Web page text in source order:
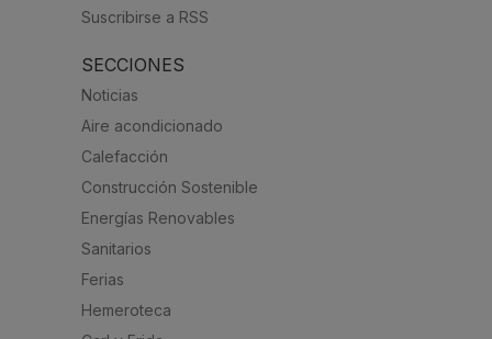
Suscribirse a RSS
SECCIONES
Noticias
Aire acondicionado
Calefacción
Construcción Sostenible
Energías Renovables
Sanitarios
Ferias
Hemeroteca